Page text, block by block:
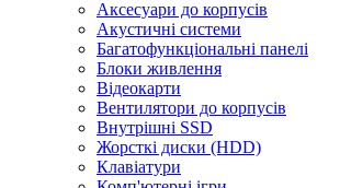
Аксесуари до корпусів
Акустичні системи
Багатофункціональні панелі
Блоки живлення
Відеокарти
Вентилятори до корпусів
Внутрішні SSD
Жорсткі диски (HDD)
Клавіатури